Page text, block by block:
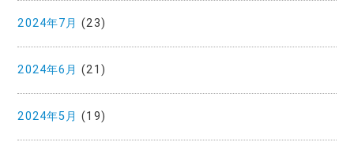
2024年7月 (23)
2024年6月 (21)
2024年5月 (19)